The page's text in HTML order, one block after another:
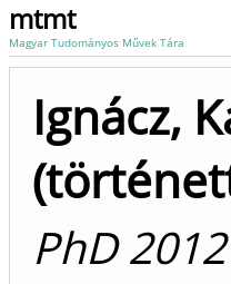
mtmt
Magyar Tudományos Művek Tára
Ignácz,
PhD 2012